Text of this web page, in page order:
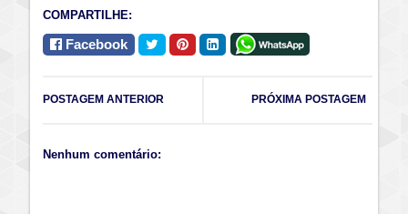
COMPARTILHE:
Facebook
PRÓXIMA POSTAGEM
POSTAGEM ANTERIOR
Nenhum comentário: